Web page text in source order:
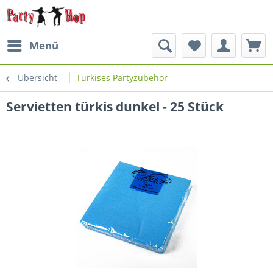
Menü
Übersicht Türkises Partyzubehör
Servietten türkis dunkel - 25 Stück